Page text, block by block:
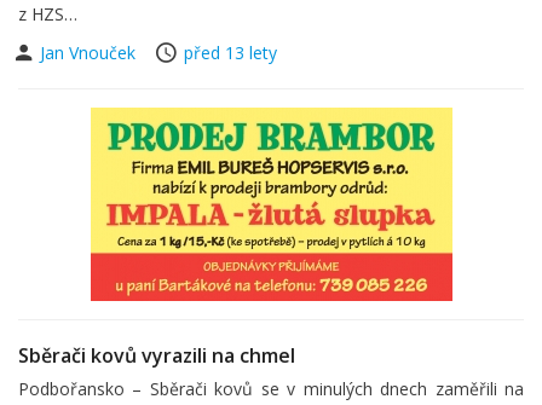
z HZS…
Jan Vnouček
před 13 lety
Sběrači kovů vyrazili na chmel
Podbořansko – Sběrači kovů se v minulých dnech zaměřili na